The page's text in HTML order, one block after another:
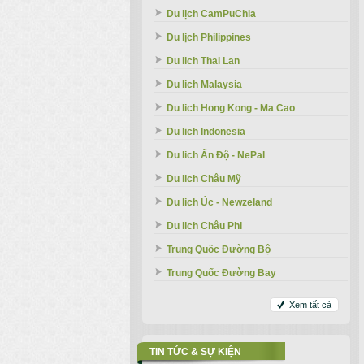
Du lịch CamPuChia
Du lịch Philippines
Du lich Thai Lan
Du lich Malaysia
Du lich Hong Kong - Ma Cao
Du lich Indonesia
Du lich Ấn Độ - NePal
Du lich Châu Mỹ
Du lich Úc - Newzeland
Du lich Châu Phi
Trung Quốc Đường Bộ
Trung Quốc Đường Bay
Xem tất cả
TIN TỨC & SỰ KIỆN